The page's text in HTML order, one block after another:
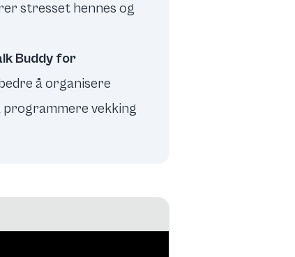
stresset hennes og
Buddy for
å organisere
programmere vekking